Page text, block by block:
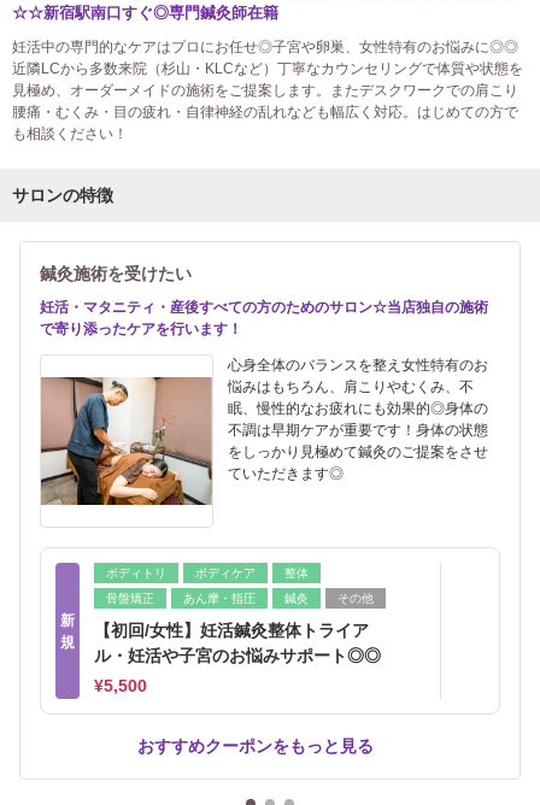
☆☆新宿駅南口すぐ◎専門鍼灸師在籍
妊活中の専門的なケアはプロにお任せ◎子宮や卵巣、女性特有のお悩みに◎◎
近隣LCから多数来院（杉山・KLCなど）丁寧なカウンセリングで体質や状態を
見極め、オーダーメイドの施術をご提案します。またデスクワークでの肩こり
腰痛・むくみ・目の疲れ・自律神経の乱れなども幅広く対応。はじめての方で
も相談ください！
サロンの特徴
鍼灸施術を受けたい
妊活・マタニティ・産後すべての方のためのサロン☆当店独自の施術
で寄り添ったケアを行います！
心身全体のバランスを整え女性特有のお
悩みはもちろん、肩こりやむくみ、不
眠、慢性的なお疲れにも効果的◎身体の
不調は早期ケアが重要です！身体の状態
をしっかり見極めて鍼灸のご提案をさせ
ていただきます◎
新
規
ボディトリ ボディケア
整体
骨盤矯正
あん摩・指圧 鍼灸 その他
【初回/女性】妊活鍼灸整体トライア
ル・妊活や子宮のお悩みサポート◎◎
¥5,500
おすすめクーポンをもっと見る